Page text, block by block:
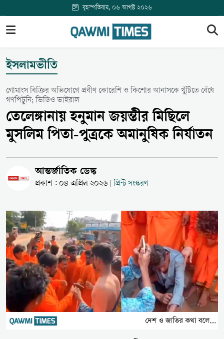
বৃহস্পতিবার, ০৬ আগস্ট ২০২৬
ইসলামভীতি
গোমাংস বিক্রির অভিযোগে প্রবীণ কোরেশি ও কিশোর আনাসকে খুঁটিতে বেঁধে
গণপিটুনি; ভিডিও ভাইরাল
তেলেঙ্গানায় হনুমান জয়ন্তীর মিছিলে
মুসলিম পিতা-পুত্রকে অমানুষিক নির্যাতন
আন্তর্জাতিক ডেস্ক
প্রকাশ : ০৪ এপ্রিল ২০২৬ প্রিন্ট সংস্করণ